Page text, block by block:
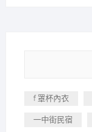
f 罩杯內衣
一中街民宿